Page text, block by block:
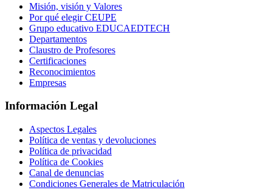
Misión, visión y Valores
Por qué elegir CEUPE
Grupo educativo EDUCAEDTECH
Departamentos
Claustro de Profesores
Certificaciones
Reconocimientos
Empresas
Información Legal
Aspectos Legales
Política de ventas y devoluciones
Política de privacidad
Política de Cookies
Canal de denuncias
Condiciones Generales de Matriculación